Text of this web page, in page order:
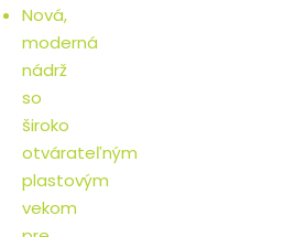
Nová,
moderná
nádrž
so
široko
otvárateľným
plastovým
vekom